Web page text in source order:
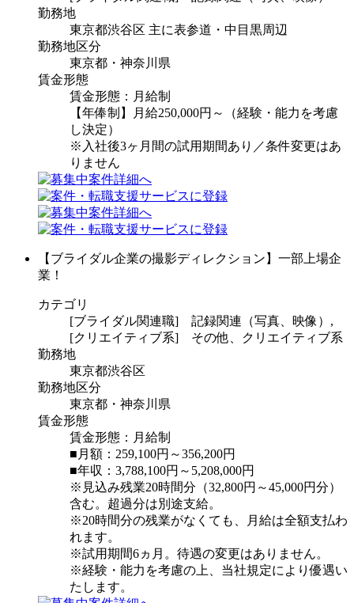
勤務地
東京都渋谷区 主に表参道・中目黒周辺
勤務地区分
東京都・神奈川県
賃金形態
賃金形態：月給制
【年俸制】月給250,000円～（経験・能力を考慮
し決定）
※入社後3ヶ月間の試用期間あり／条件変更はあ
りません
【ブライダル企業の撮影ディレクション】一部上場企
業！
カテゴリ
[ブライダル関連職] 記録関連（写真、映像）,
[クリエイティブ系] その他、クリエイティブ系
勤務地
東京都渋谷区
勤務地区分
東京都・神奈川県
賃金形態
賃金形態：月給制
■月額：259,100円～356,200円
■年収：3,788,100円～5,208,000円
※見込み残業20時間分（32,800円～45,000円分）
含む。超過分は別途支給。
※20時間分の残業がなくても、月給は全額支払わ
れます。
※試用期間6ヵ月。待遇の変更はありません。
※経験・能力を考慮の上、当社規定により優遇い
たします。